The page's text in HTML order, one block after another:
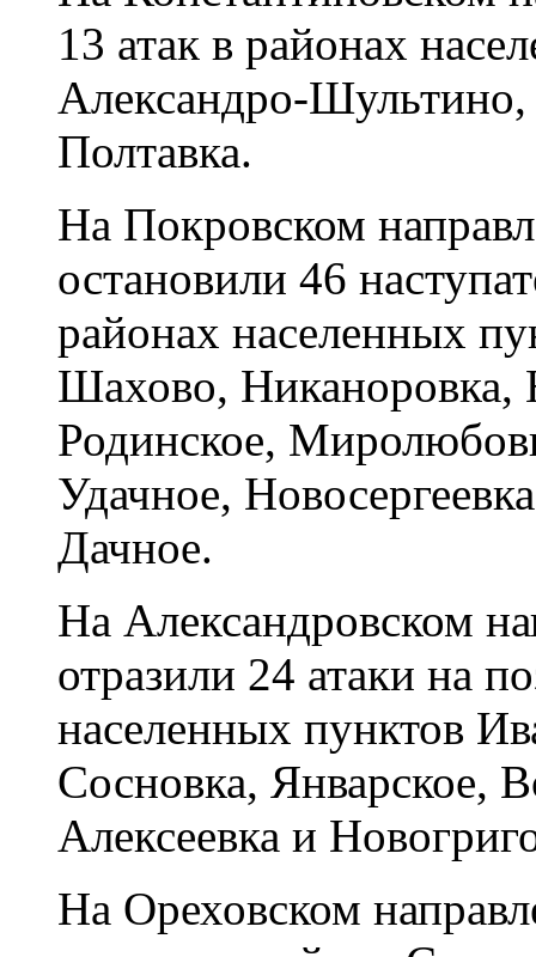
13 атак в районах
Александро-
Полтавка.
На Покровском
остановили 46
районах населенных
Шахово, Никаноровка,
Родинское,
Удачное,
Дачное.
На Александровском
отразили 24 атаки на
населенных пунктов
Сосновка, Январское,
Алексеевка и
На Ореховском